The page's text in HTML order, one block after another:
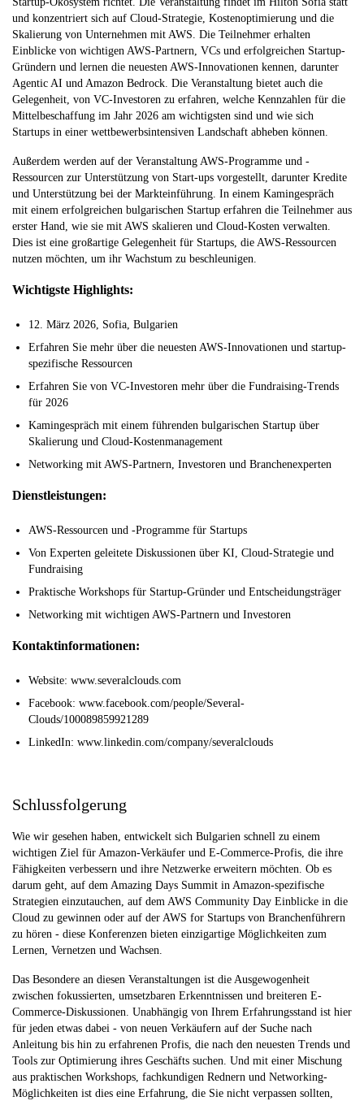
und konzentriert sich auf Cloud-Strategie, Kostenoptimierung und die
Skalierung von Unternehmen mit AWS. Die Teilnehmer erhalten
Einblicke von wichtigen AWS-Partnern, VCs und erfolgreichen Startup-
Gründern und lernen die neuesten AWS-Innovationen kennen, darunter
Agentic AI und Amazon Bedrock. Die Veranstaltung bietet auch die
Gelegenheit, von VC-Investoren zu erfahren, welche Kennzahlen für die
Mittelbeschaffung im Jahr 2026 am wichtigsten sind und wie sich
Startups in einer wettbewerbsintensiven Landschaft abheben können.
Außerdem werden auf der Veranstaltung AWS-Programme und -
Ressourcen zur Unterstützung von Start-ups vorgestellt, darunter Kredite
und Unterstützung bei der Markteinführung. In einem Kamingespräch
mit einem erfolgreichen bulgarischen Startup erfahren die Teilnehmer aus
erster Hand, wie sie mit AWS skalieren und Cloud-Kosten verwalten.
Dies ist eine großartige Gelegenheit für Startups, die AWS-Ressourcen
nutzen möchten, um ihr Wachstum zu beschleunigen.
Wichtigste Highlights:
12. März 2026, Sofia, Bulgarien
Erfahren Sie mehr über die neuesten AWS-Innovationen und startup-
spezifische Ressourcen
Erfahren Sie von VC-Investoren mehr über die Fundraising-Trends
für 2026
Kamingespräch mit einem führenden bulgarischen Startup über
Skalierung und Cloud-Kostenmanagement
Networking mit AWS-Partnern, Investoren und Branchenexperten
Dienstleistungen:
AWS-Ressourcen und -Programme für Startups
Von Experten geleitete Diskussionen über KI, Cloud-Strategie und
Fundraising
Praktische Workshops für Startup-Gründer und Entscheidungsträger
Networking mit wichtigen AWS-Partnern und Investoren
Kontaktinformationen:
Website: www.severalclouds.com
Facebook: www.facebook.com/people/Several-
Clouds/100089859921289
LinkedIn: www.linkedin.com/company/severalclouds
Schlussfolgerung
Wie wir gesehen haben, entwickelt sich Bulgarien schnell zu einem
wichtigen Ziel für Amazon-Verkäufer und E-Commerce-Profis, die ihre
Fähigkeiten verbessern und ihre Netzwerke erweitern möchten. Ob es
darum geht, auf dem Amazing Days Summit in Amazon-spezifische
Strategien einzutauchen, auf dem AWS Community Day Einblicke in die
Cloud zu gewinnen oder auf der AWS for Startups von Branchenführern
zu hören - diese Konferenzen bieten einzigartige Möglichkeiten zum
Lernen, Vernetzen und Wachsen.
Das Besondere an diesen Veranstaltungen ist die Ausgewogenheit
zwischen fokussierten, umsetzbaren Erkenntnissen und breiteren E-
Commerce-Diskussionen. Unabhängig von Ihrem Erfahrungsstand ist hier
für jeden etwas dabei - von neuen Verkäufern auf der Suche nach
Anleitung bis hin zu erfahrenen Profis, die nach den neuesten Trends und
Tools zur Optimierung ihres Geschäfts suchen. Und mit einer Mischung
aus praktischen Workshops, fachkundigen Rednern und Networking-
Möglichkeiten ist dies eine Erfahrung, die Sie nicht verpassen sollten,